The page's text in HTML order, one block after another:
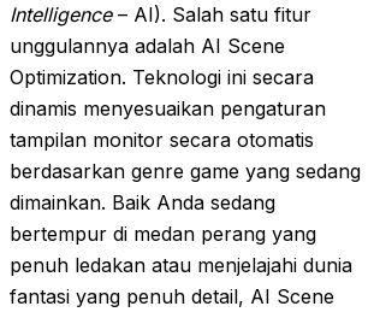
Intelligence– AI). Salah satu fitur
unggulannya adalah AI Scene
Optimization. Teknologi ini secara
dinamis menyesuaikan pengaturan
tampilan monitor secara otomatis
berdasarkan genre game yang sedang
dimainkan. Baik Anda sedang
bertempur di medan perang yang
penuh ledakan atau menjelajahi dunia
fantasi yang penuh detail, AI Scene